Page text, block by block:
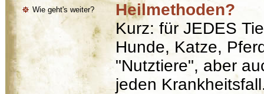
Wie geht's weiter?
Heilmethoden?
Kurz: für JEDES
Hunde, Katze,
"Nutztiere", aber
jeden